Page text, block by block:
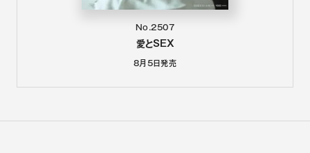
No.2507
愛とSEX
8月5日発売